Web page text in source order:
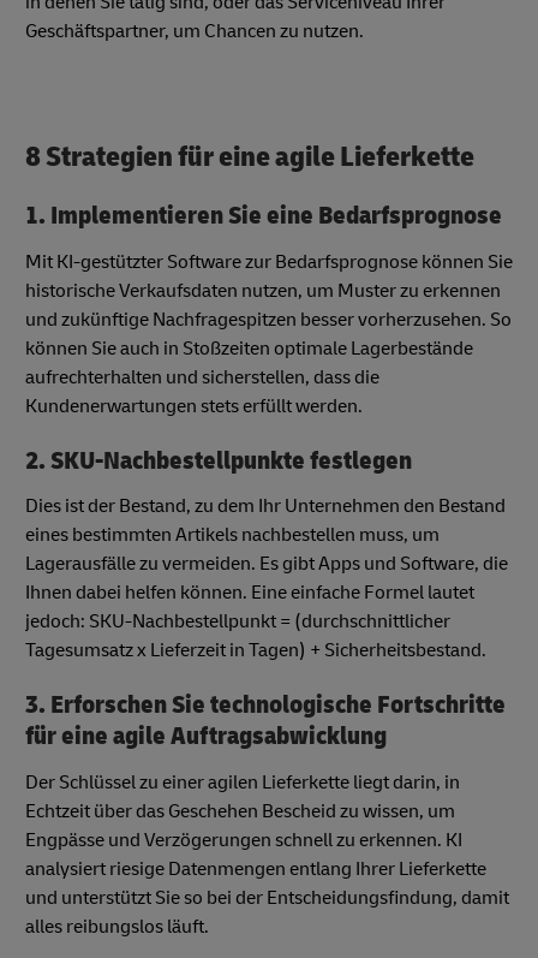
Geschäftspartner, um Chancen zu nutzen.
8 Strategien für eine agile Lieferkette
1. Implementieren Sie eine Bedarfsprognose
Mit KI-gestützter Software zur Bedarfsprognose können Sie
historische Verkaufsdaten nutzen, um Muster zu erkennen
und zukünftige Nachfragespitzen besser vorherzusehen. So
können Sie auch in Stoßzeiten optimale Lagerbestände
aufrechterhalten und sicherstellen, dass die
Kundenerwartungen stets erfüllt werden.
2. SKU-Nachbestellpunkte festlegen
Dies ist der Bestand, zu dem Ihr Unternehmen den Bestand
eines bestimmten Artikels nachbestellen muss, um
Lagerausfälle zu vermeiden. Es gibt Apps und Software, die
Ihnen dabei helfen können. Eine einfache Formel lautet
jedoch: SKU-Nachbestellpunkt = (durchschnittlicher
Tagesumsatz x Lieferzeit in Tagen) + Sicherheitsbestand.
3. Erforschen Sie technologische Fortschritte
für eine agile Auftragsabwicklung
Der Schlüssel zu einer agilen Lieferkette liegt darin, in
Echtzeit über das Geschehen Bescheid zu wissen, um
Engpässe und Verzögerungen schnell zu erkennen. KI
analysiert riesige Datenmengen entlang Ihrer Lieferkette
und unterstützt Sie so bei der Entscheidungsfindung, damit
alles reibungslos läuft.